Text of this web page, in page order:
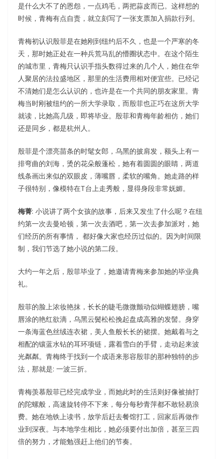
是什么大不了的恩怨，一点鸡毛，两把蒜皮而已。这样想的
时候，青梅有点自责，就立刻写了一张支票加入捐款行列。
青梅初认识殷菲是在她刚到纽约后不久，也是一个严寒的冬
天，那时她正处在一种兵荒马乱的懵圈状态中。在这个陌生
的城市里，青梅只认识手指头数得过来的几个人，她住在华
人聚居的法拉盛地区，那里的生活费用相对便宜些。已经记
不清她们是怎么认识的，也许是在一个共同的朋友家里。青
梅当时刚被纽约的一所大学录取，而殷菲也正巧在这所大学
就读，比她高几级，即将毕业。殷菲和青梅年龄相仿，她们
还是同乡，都是杭州人。
殷菲是个漂亮苗条的时髦女郎，乌黑的披肩发，额头上有一
排弯曲的刘海，烫的花朵般蓬松，她有着圆圆的眼睛，两道
线条画出来似的双眼皮，薄嘴唇，柔软的嘴角。她走路的样
子很特别，像模特在T台上走秀般，显得身段非常妩媚。
梅菁: 小说讲了两个女孩的故事，后来又发生了什么呢？在纽
约第一次去曼哈顿，第一次去酒吧，第一次去参加派对，她
们经历的所有事情， 都好像大家也经历过似的。因为时间限
制，我们节选了她小说的第二段。
大约一年之后，殷菲毕业了，她邀请青梅来参加她的毕业典
礼。
殷菲的脸上浓妆艳抹，长长的睫毛微微颤动似蝴蝶翅膀，嘴
唇涂的艳红欲滴，乌黑云鬓松松挽起盘成高雅的发髻。身穿
一条海蓝色丝绒连衣裙，美人鱼般长长的裙摆。她戴着与之
相配的镶蓝水钻的耳环项链，露着雪白的手臂，走动起来波
光粼粼。青梅终于找到一个成语来形容殷菲的那种独特的步
法，那就是: 一波三折。
青梅羡慕殷菲已经完成学业，而她此时的生活则好像被抽打
的陀螺般，高速旋转停不下来，每分每秒青萍都不敢轻易浪
费。她在地铁上读书，放学后赶去餐馆打工，回家后再做作
业到深夜。与本地学生相比，她必须要付出加倍，甚至三四
倍的努力，才能勉强赶上他们的节奏。